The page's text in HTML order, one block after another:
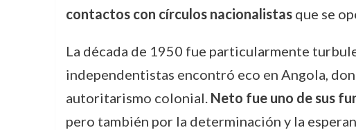
contactos con círculos nacionalistasque se
La década de 1950 fue particularmente
independentistas encontró eco en Angola,
autoritarismo colonial. Neto fue uno de sus
pero también por la determinación y la